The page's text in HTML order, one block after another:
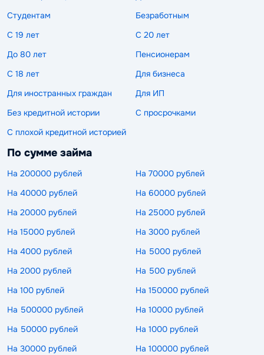
Студентам
Безработным
С 19 лет
С 20 лет
До 80 лет
Пенсионерам
С 18 лет
Для бизнеса
Для иностранных граждан
Для ИП
Без кредитной истории
С просрочками
С плохой кредитной историей
По сумме займа
На 200000 рублей
На 70000 рублей
На 40000 рублей
На 60000 рублей
На 20000 рублей
На 25000 рублей
На 15000 рублей
На 3000 рублей
На 4000 рублей
На 5000 рублей
На 2000 рублей
На 500 рублей
На 100 рублей
На 150000 рублей
На 500000 рублей
На 10000 рублей
На 50000 рублей
На 1000 рублей
На 30000 рублей
На 100000 рублей